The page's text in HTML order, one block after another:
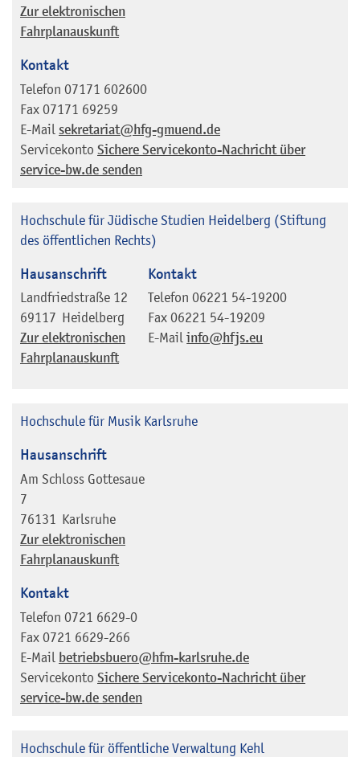
Zur elektronischen
Fahrplanauskunft
Kontakt
Telefon 07171 602600
Fax 07171 69259
E-Mail sekretariat@hfg-gmuend.de
Servicekonto Sichere Servicekonto-Nachricht über
service-bw.de senden
Hochschule für Jüdische Studien Heidelberg (Stiftung
des öffentlichen Rechts)
Hausanschrift
Landfriedstraße 12
69117 Heidelberg
Zur elektronischen
Fahrplanauskunft
Kontakt
Telefon 06221 54-19200
Fax 06221 54-19209
E-Mail info@hfjs.eu
Hochschule für Musik Karlsruhe
Hausanschrift
Am Schloss Gottesaue
7
76131 Karlsruhe
Zur elektronischen
Fahrplanauskunft
Kontakt
Telefon 0721 6629-0
Fax 0721 6629-266
E-Mail betriebsbuero@hfm-karlsruhe.de
Servicekonto Sichere Servicekonto-Nachricht über
service-bw.de senden
Hochschule für öffentliche Verwaltung Kehl